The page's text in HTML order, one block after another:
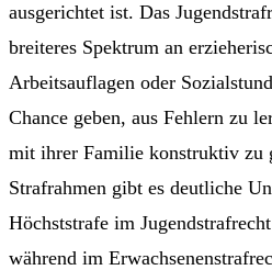
ausgerichtet ist. Das
breiteres Spektrum an
Arbeitsauflagen oder
Chance geben, aus Fehlern zu
mit ihrer Familie konstruktiv zu
Strafrahmen gibt es deutliche
Höchststrafe im
während im